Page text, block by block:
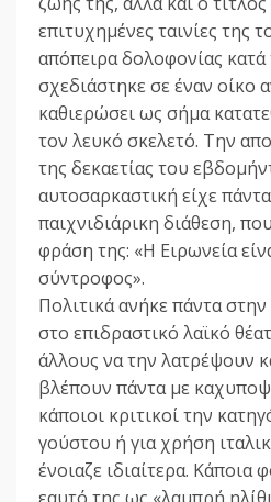
επιτυχημένες ταινίες της
απόπειρα δολοφονίας
σχεδιάστηκε σε έναν οίκο
καθιερώσει ως σήμα
τον λευκό σκελετό. Την
της δεκαετίας του
αυτοσαρκαστική είχε
παιχνιδιάρικη διάθεση,
φράση της: «Η Ειρωνεία
σύντροφος».
Πολιτικά ανήκε πάντα
στο επιδραστικό λαϊκό
άλλους να την λατρέψουν
βλέπουν πάντα με
κάποιοι κριτικοί την
γούστου ή για χρήση
ένοιαζε ιδιαίτερα. Κάποια